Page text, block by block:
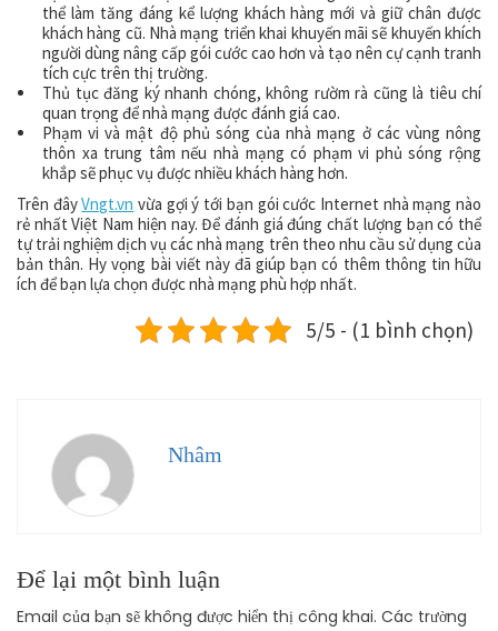
thể làm tăng đáng kể lượng khách hàng mới và giữ chân được
khách hàng cũ. Nhà mạng triển khai khuyến mãi sẽ khuyến khích
người dùng nâng cấp gói cước cao hơn và tạo nên cự cạnh tranh
tích cực trên thị trường.
Thủ tục đăng ký nhanh chóng, không rườm rà cũng là tiêu chí
quan trọng để nhà mạng được đánh giá cao.
Phạm vi và mật độ phủ sóng của nhà mạng ở các vùng nông
thôn xa trung tâm nếu nhà mạng có phạm vi phủ sóng rộng
khắp sẽ phục vụ được nhiều khách hàng hơn.
Trên đâyVngt.vn vừa gợi ý tới bạn gói cước Internet nhà mạng nào
rẻ nhất Việt Nam hiện nay. Để đánh giá đúng chất lượng bạn có thể
tự trải nghiệm dịch vụ các nhà mạng trên theo nhu cầu sử dụng của
bản thân. Hy vọng bài viết này đã giúp bạn có thêm thông tin hữu
ích để bạn lựa chọn được nhà mạng phù hợp nhất.
5/5 - (1 bình chọn)
Nhâm
Để lại một bình luận
Email của bạn sẽ không được hiển thị công khai. Các trường